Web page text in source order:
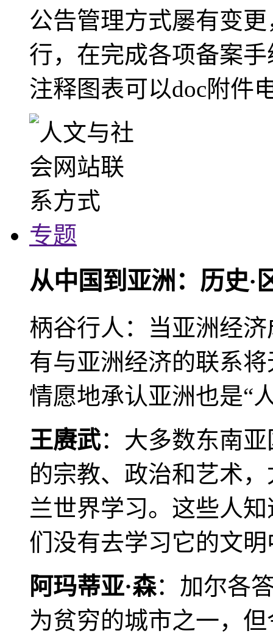
公告管理方式屡有变
行，在完成各项备案
注释图表可以doc附件
专题
从中国到亚洲：历史·
柄谷行人：当亚洲经
有与亚洲经济的联系
情愿地承认亚洲也是“
王赓武：大多数东南
的宗教、政治和艺术
兰世界学习。这些人
们没有去学习它的文
阿玛蒂亚·森：加尔各
为贫穷的城市之一，